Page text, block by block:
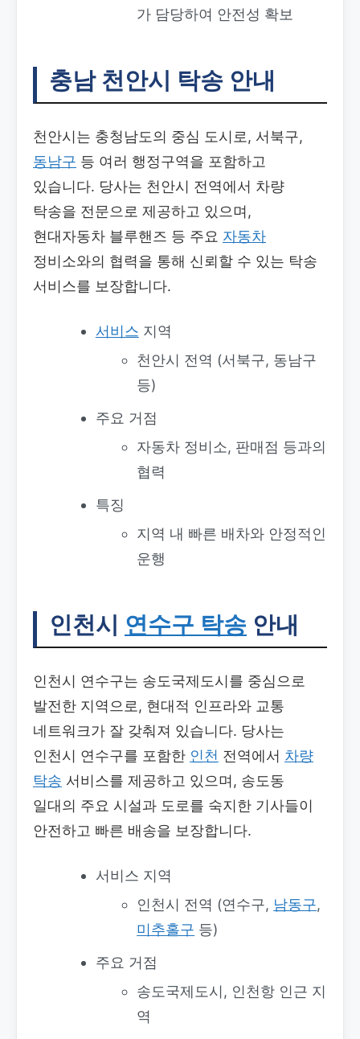
가 담당하여 안전성 확보
충남 천안시 탁송 안내
천안시는 충청남도의 중심 도시로, 서북구,
동남구 등 여러 행정구역을 포함하고
있습니다. 당사는 천안시 전역에서 차량
탁송을 전문으로 제공하고 있으며,
현대자동차 블루핸즈 등 주요 자동차
정비소와의 협력을 통해 신뢰할 수 있는 탁송
서비스를 보장합니다.
서비스 지역
천안시 전역 (서북구, 동남구
등)
주요 거점
자동차 정비소, 판매점 등과의
협력
특징
지역 내 빠른 배차와 안정적인
운행
인천시 연수구 탁송 안내
인천시 연수구는 송도국제도시를 중심으로
발전한 지역으로, 현대적 인프라와 교통
네트워크가 잘 갖춰져 있습니다. 당사는
인천시 연수구를 포함한 인천 전역에서 차량
탁송 서비스를 제공하고 있으며, 송도동
일대의 주요 시설과 도로를 숙지한 기사들이
안전하고 빠른 배송을 보장합니다.
서비스 지역
인천시 전역 (연수구, 남동구,
미추홀구 등)
주요 거점
송도국제도시, 인천항 인근 지
역